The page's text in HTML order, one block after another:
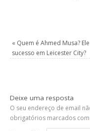
« Quem é Ahmed Musa?
sucesso em Leicester City?
Deixe uma resposta
O seu endereço de email
obrigatórios marcados